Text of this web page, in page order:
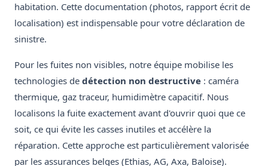
habitation. Cette documentation (photos, rapport écrit de
localisation) est indispensable pour votre déclaration de
sinistre.
Pour les fuites non visibles, notre équipe mobilise les
technologies de détection non destructive : caméra
thermique, gaz traceur, humidimètre capacitif. Nous
localisons la fuite exactement avant d'ouvrir quoi que ce
soit, ce qui évite les casses inutiles et accélère la
réparation. Cette approche est particulièrement valorisée
par les assurances belges (Ethias, AG, Axa, Baloise).